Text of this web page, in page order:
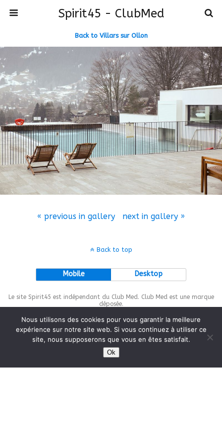
Spirit45 - ClubMed
Back to Villars sur Ollon
« previous in gallery next in gallery »
Back to top
Mobile Desktop
Le site Spirit45 est indépendant du Club Med. Club Med est une marque
déposée.
This site is protected bywp-copyrightpro.com
Nous utilisons des cookies pour vous garantir la meilleure
expérience sur notre site web. Si vous continuez à utiliser ce
site, nous supposerons que vous en êtes satisfait.
Ok